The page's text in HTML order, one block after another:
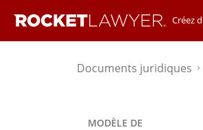
Créez
Documents juridiques⌃
MODÈLE DE